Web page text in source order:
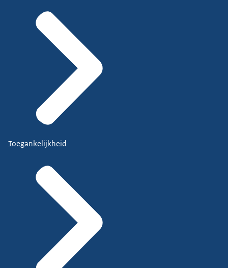
Toegankelijkheid